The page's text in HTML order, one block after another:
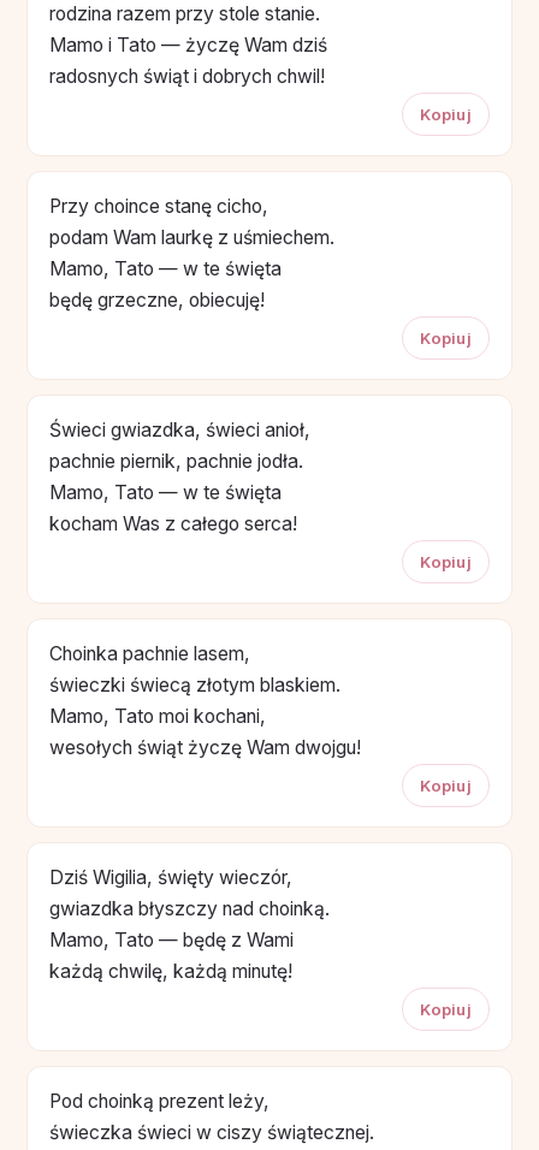
rodzina razem przy stole stanie.
Mamo i Tato — życzę Wam dziś
radosnych świąt i dobrych chwil!
Kopiuj
Przy choince stanę cicho,
podam Wam laurkę z uśmiechem.
Mamo, Tato — w te święta
będę grzeczne, obiecuję!
Kopiuj
Świeci gwiazdka, świeci anioł,
pachnie piernik, pachnie jodła.
Mamo, Tato — w te święta
kocham Was z całego serca!
Kopiuj
Choinka pachnie lasem,
świeczki świecą złotym blaskiem.
Mamo, Tato moi kochani,
wesołych świąt życzę Wam dwojgu!
Kopiuj
Dziś Wigilia, święty wieczór,
gwiazdka błyszczy nad choinką.
Mamo, Tato — będę z Wami
każdą chwilę, każdą minutę!
Kopiuj
Pod choinką prezent leży,
świeczka świeci w ciszy świątecznej.